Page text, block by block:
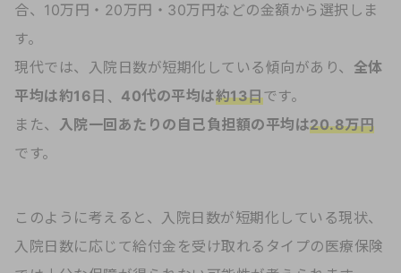
合、10万円・20万円・30万円などの金額から選択しま
す。
現代では、入院日数が短期化している傾向があり、 全体
平均は約16日、40代の平均は約13日です。
また、 入院一回あたりの自己負担額の平均は20.8万円
です。
このように考えると、入院日数が短期化している現状、
入院日数に応じて給付金を受け取れるタイプの医療保険